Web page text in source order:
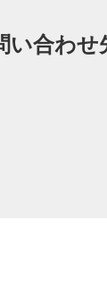
い合わせ